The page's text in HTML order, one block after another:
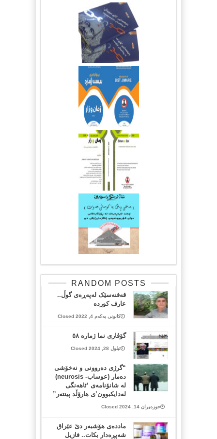
RANDOM POSTS
قەقنەسێک لەپەڕەی گوڵ..
عارف کوردە
کانونی یەکەم 4, 2022 Closed
گۆڤاری نما ژمارە ٥٨
ئیلول 28, 2024 Closed
“گرژی دەروونی و نەخۆشی
دەمار (عوساب- neurosis)
لە شانۆنامەی ‘ئاهەنگی
لەدایکبوون’ی هارۆڵد پینتەر”
حوزەیران 14, 2024 Closed
ماددەی هۆشبەر دێ عێراق
شەپڕەدار بکات.. فازیل